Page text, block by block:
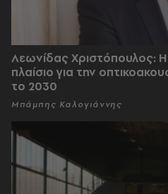
Λεωνίδας Χριστόπουλος: Η
πλαίσιο για την
το 2030
Μπάμπης Καλογιάννης